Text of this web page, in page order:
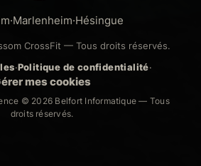
·Marlenheim·Hésingue
CrossFit — Tous droits réservés.
·Politique de confidentialité·
mes cookies
© 2026 Belfort Informatique — Tous
droits réservés.